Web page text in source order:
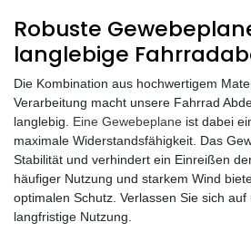
Robuste
langlebige
Die Kombination aus hochwertigem
Verarbeitung macht unsere Fahrrad
langlebig. Eine Gewebeplane ist dabei
maximale Widerstandsfähigkeit. Das
Stabilität und verhindert ein Einreißen
häufiger Nutzung und starkem Wind
optimalen Schutz. Verlassen Sie sich
langfristige Nutzung.